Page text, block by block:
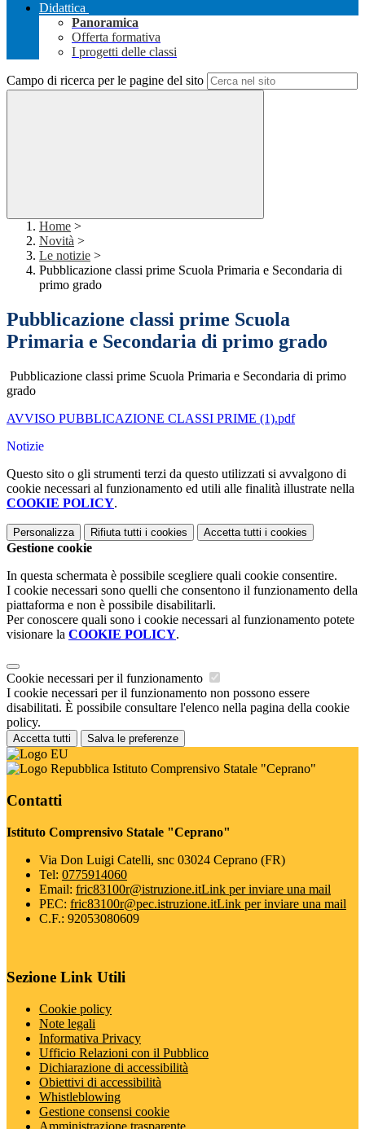
Didattica
Panoramica
Offerta formativa
I progetti delle classi
Campo di ricerca per le pagine del sito
Home >
Novità >
Le notizie >
Pubblicazione classi prime Scuola Primaria e Secondaria di
primo grado
Pubblicazione classi prime Scuola
Primaria e Secondaria di primo grado
Pubblicazione classi prime Scuola Primaria e Secondaria di primo
grado
AVVISO PUBBLICAZIONE CLASSI PRIME (1).pdf
Notizie
Questo sito o gli strumenti terzi da questo utilizzati si avvalgono di
cookie necessari al funzionamento ed utili alle finalità illustrate nella
COOKIE POLICY.
Personalizza Rifiuta tutti i cookies Accetta tutti i cookies
Gestione cookie
In questa schermata è possibile scegliere quali cookie consentire.
I cookie necessari sono quelli che consentono il funzionamento della
piattaforma e non è possibile disabilitarli.
Per conoscere quali sono i cookie necessari al funzionamento potete
visionare la COOKIE POLICY.
Cookie necessari per il funzionamento
I cookie necessari per il funzionamento non possono essere
disabilitati. È possibile consultare l'elenco nella pagina della cookie
policy.
Accetta tutti Salva le preferenze
Istituto Comprensivo Statale "Ceprano"
Contatti
Istituto Comprensivo Statale "Ceprano"
Via Don Luigi Catelli, snc 03024 Ceprano (FR)
Tel: 0775914060
Email: fric83100r@istruzione.itLink per inviare una mail
PEC: fric83100r@pec.istruzione.itLink per inviare una mail
C.F.: 92053080609
Sezione Link Utili
Cookie policy
Note legali
Informativa Privacy
Ufficio Relazioni con il Pubblico
Dichiarazione di accessibilità
Obiettivi di accessibilità
Whistleblowing
Gestione consensi cookie
Amministrazione trasparente